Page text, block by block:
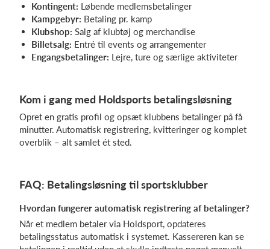
Kontingent: Løbende medlemsbetalinger
Kampgebyr: Betaling pr. kamp
Klubshop: Salg af klubtøj og merchandise
Billetsalg: Entré til events og arrangementer
Engangsbetalinger: Lejre, ture og særlige aktiviteter
Kom i gang med Holdsports betalingsløsning
Opret en gratis profil og opsæt klubbens betalinger på få
minutter. Automatisk registrering, kvitteringer og komplet
overblik – alt samlet ét sted.
FAQ: Betalingsløsning til sportsklubber
Hvordan fungerer automatisk registrering af betalinger?
Når et medlem betaler via Holdsport, opdateres
betalingsstatus automatisk i systemet. Kassereren kan se